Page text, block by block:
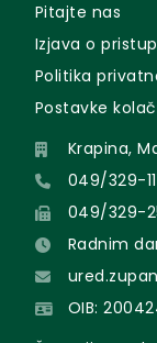
Pitajte nas
Izjava o
Politika
Postavke
Krapina,
049/329-
049/329-
Radnim
OIB: